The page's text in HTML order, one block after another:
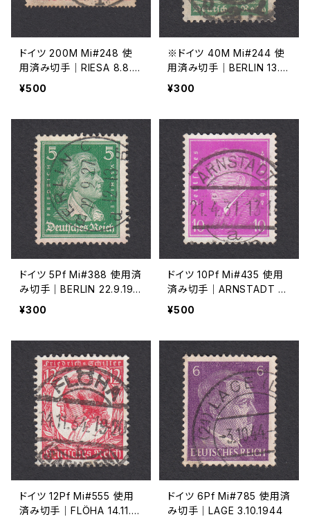
ドイツ 200M Mi#248 使
用済み切手｜RIESA 8.8.19
23
¥500
※ドイツ 40M Mi#244 使
用済み切手｜BERLIN 13.5.
1923
¥300
ドイツ 5Pf Mi#388 使用済
み切手｜BERLIN 22.9.192
7
¥300
ドイツ 10Pf Mi#435 使用
済み切手｜ARNSTADT 2
1.4.1931
¥500
ドイツ 12Pf Mi#555 使用
済み切手｜FLÖHA 14.11.19
ドイツ 6Pf Mi#785 使用済
み切手｜LAGE 3.10.1944